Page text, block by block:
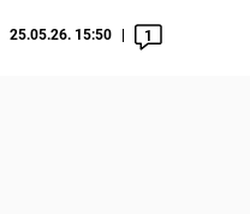
25.05.26. 15:50 1